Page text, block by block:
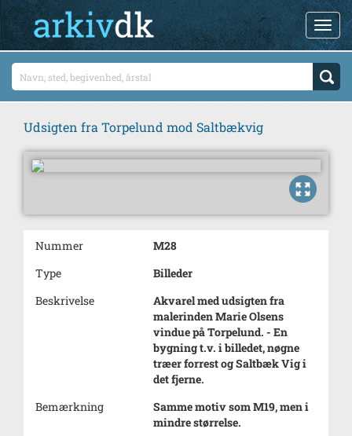
Udsigten fra Torpelund mod Saltbækvig
Nummer
M28
Type
Billeder
Beskrivelse
Akvarel med udsigten fra
malerinden Marie Olsens
vindue på Torpelund. - En
bygning t.v. i billedet, nøgne
træer forrest og Saltbæk Vig i
det fjerne.
Bemærkning
Samme motiv som M19, men i
mindre størrelse.